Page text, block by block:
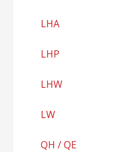
LHA
LHP
LHW
LW
QH / QE